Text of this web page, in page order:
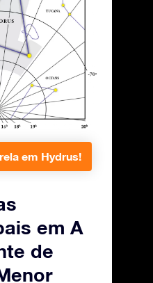
em Hydrus!
em A
de